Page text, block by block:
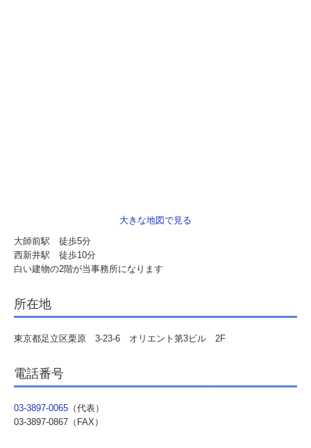
大きな地図で見る
大師前駅 徒歩5分
西新井駅 徒歩10分
白い建物の2階が当事務所になります
所在地
東京都足立区栗原 3-23-6 オリエント第3ビル 2F
電話番号
03-3897-0065 （代表）
03-3897-0867（FAX）